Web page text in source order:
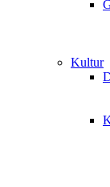
Kultur